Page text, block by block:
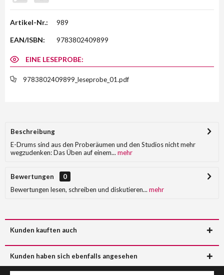
Artikel-Nr.: 989
EAN/ISBN: 9783802409899
EINE LESEPROBE:
9783802409899_leseprobe_01.pdf
Beschreibung
E-Drums sind aus den Proberäumen und den Studios nicht mehr
wegzudenken: Das Üben auf einem... mehr
Bewertungen
0
Bewertungen lesen, schreiben und diskutieren... mehr
Kunden kauften auch
Kunden haben sich ebenfalls angesehen